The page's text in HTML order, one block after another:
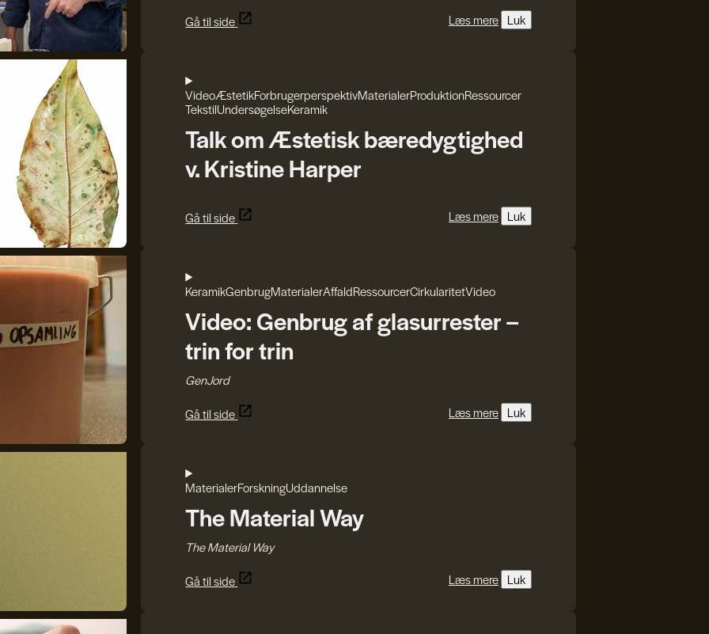
Gå til side
Læs mere Luk
VideoÆstetikForbrugerperspektivMaterialerProduktionRessourcer
TekstilUndersøgelseKeramik
Talk om Æstetisk bæredygtighed
v. Kristine Harper
Gå til side Læs mere Luk
KeramikGenbrugMaterialerAffaldRessourcerCirkularitetVideo
Video: Genbrug af glasurrester –
trin for trin
GenJord
Gå til side
Læs mere Luk
MaterialerForskningUddannelse
The Material Way
The Material Way
Gå til side
Læs mere Luk